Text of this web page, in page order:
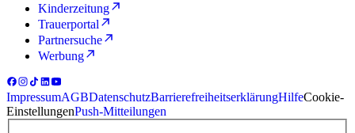
Kinderzeitung
Trauerportal
Partnersuche
Werbung
ImpressumAGBDatenschutzBarrierefreiheitserklärungHilfeCookie-
EinstellungenPush-Mitteilungen